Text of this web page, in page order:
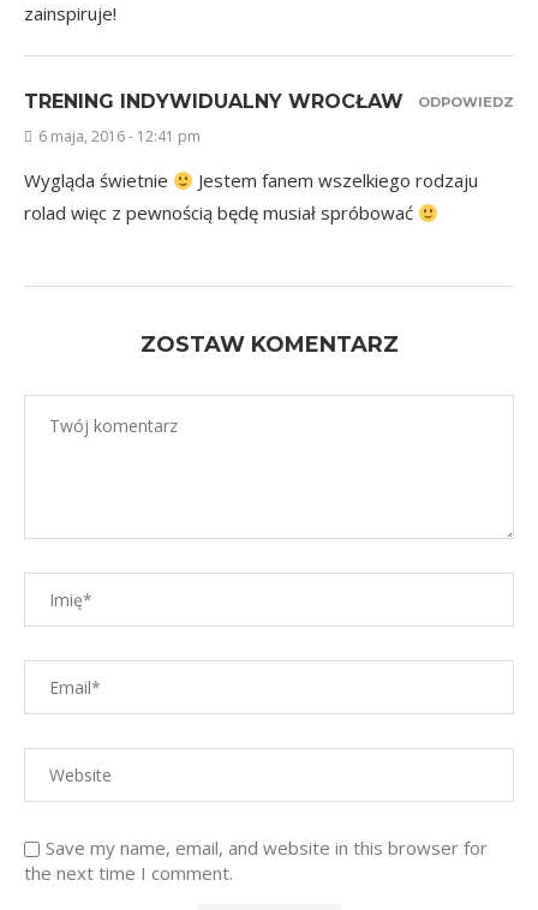
zainspiruje!
TRENING INDYWIDUALNY WROCŁAW
6 maja, 2016 - 12:41 pm
Wygląda świetnie
Jestem fanem wszelkiego rodzaju
rolad więc z pewnością będę musiał spróbować
ODPOWIEDZ
ZOSTAW KOMENTARZ
Save my name, email, and website in this browser for
the next time I comment.